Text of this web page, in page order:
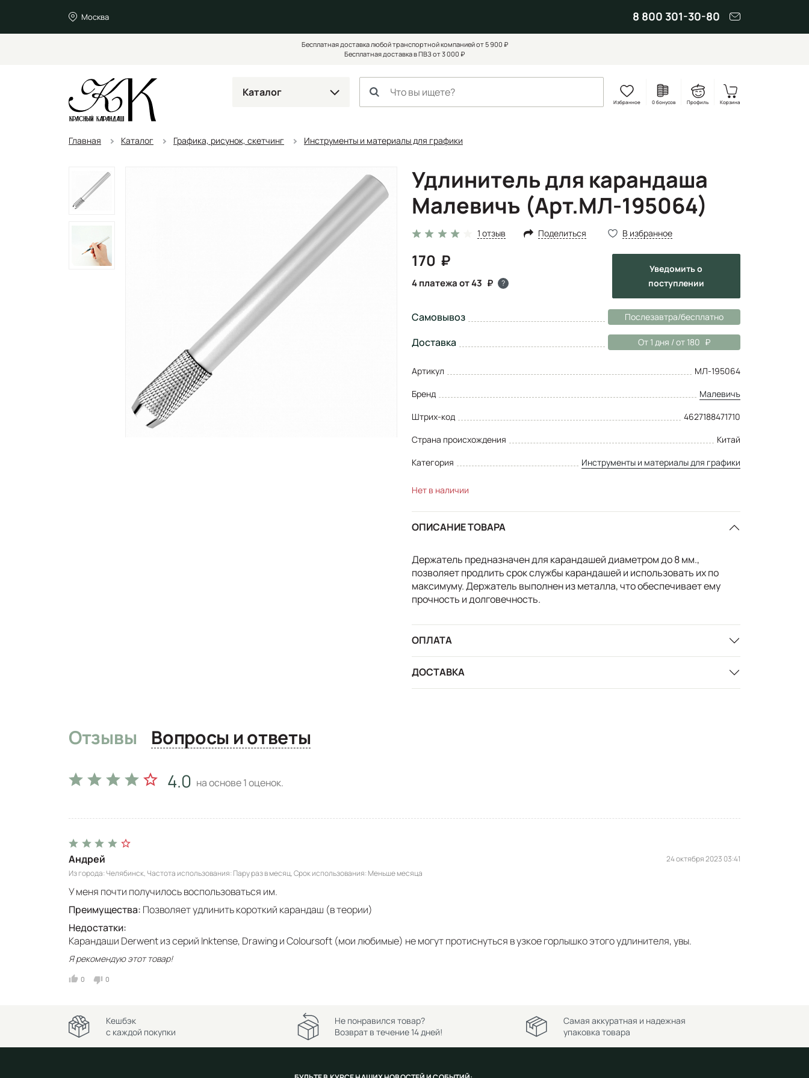
Москва 8 800 301-30-80
Бесплатная доставка любой транспортной компанией от 5 900 ₽
Бесплатная доставка в ПВЗ от 3 000 ₽
Каталог
Избранное 0 бонусов Профиль Корзина
Главная Каталог Графика, рисунок, скетчинг Инструменты и материалы для графики
Удлинитель для карандаша
Малевичъ (Арт.МЛ-195064)
1 отзыв Поделиться В избранное
170
4 платежа от 43 ?
Уведомитьо
поступлении
Самовывоз Послезавтра/бесплатно
Доставка От 1 дня / от 180
Артикул
МЛ-195064
Бренд
Малевичъ
Штрих-код
4627188471710
Страна происхождения
Китай
Категория
Инструменты и материалы для графики
Нет в наличии
ОПИСАНИЕ ТОВАРА
Держатель предназначен для карандашей диаметром до 8 мм.,
позволяет продлить срок службы карандашей и использовать их по
максимуму. Держатель выполнен из металла, что обеспечивает ему
прочность и долговечность.
ОПЛАТА
ДОСТАВКА
Отзывы Вопросы и ответы
4.0 на основе1оценок.
Андрей
Из города Челябинск Частота использования Пару раз в месяц Срок использования Меньше месяца
24 октября 2023 03:41
У меня почти получилось воспользоваться им.
Преимущества: Позволяет удлинить короткий карандаш (в теории)
Недостатки:
Карандаши Derwent из серий Inktense, Drawing и Coloursoft (мои любимые) не могут протиснуться в узкое горлышко этого удлинителя, увы.
Я рекомендую этот товар!
0 0
Кешбэк
с каждой покупки
Не понравился товар?
Возврат в течение 14 дней!
Самая аккуратная и надежная
упаковка товара